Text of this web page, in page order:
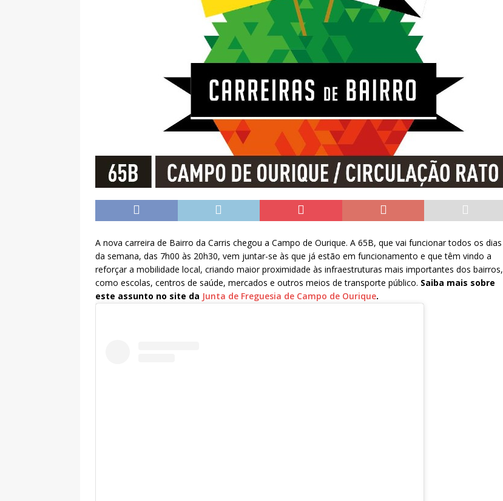
A nova carreira de Bairro da Carris chegou a Campo de Ourique. A 65B, que vai funcionar todos os dias
da semana, das 7h00 às 20h30, vem juntar-se às que já estão em funcionamento e que têm vindo a
reforçar a mobilidade local, criando maior proximidade às infraestruturas mais importantes dos bairros,
como escolas, centros de saúde, mercados e outros meios de transporte público. Saiba mais sobre
este assunto no site da Junta de Freguesia de Campo de Ourique.